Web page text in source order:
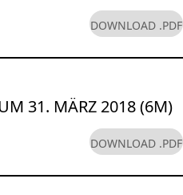
DOWNLOAD .PDF
31. MÄRZ 2018 (6M)
DOWNLOAD .PDF